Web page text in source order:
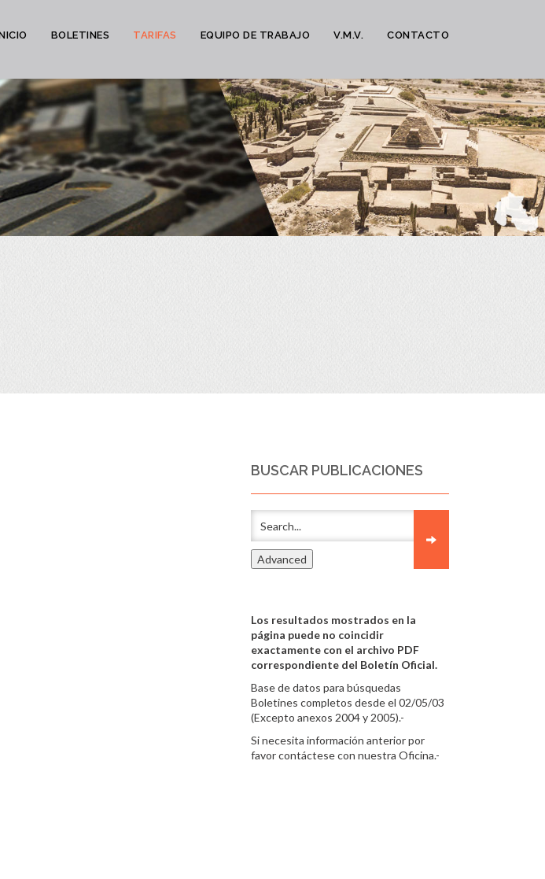
BOLETINES TARIFAS EQUIPO DE TRABAJO V.M.V. CONTACTO
BUSCAR PUBLICACIONES
Los resultados mostrados en la
página puede no coincidir
exactamente con el archivo PDF
correspondiente del Boletín Oficial.
Base de datos para búsquedas
Boletines completos desde el 02/05/03
(Excepto anexos 2004 y 2005).-
Si necesita información anterior por
favor contáctese con nuestra Oficina.-